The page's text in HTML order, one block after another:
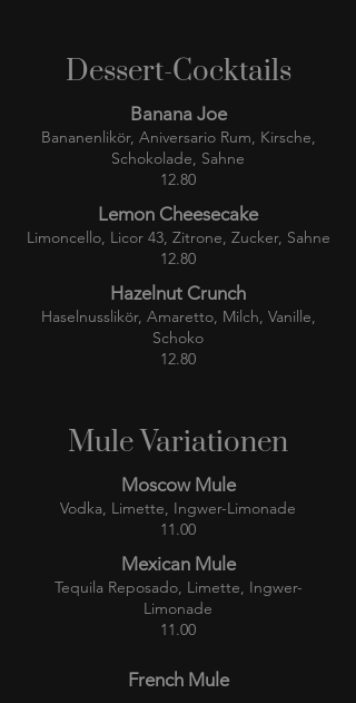
Dessert-Cocktails
Banana Joe
Bananenlikör, Aniversario Rum, Kirsche,
Schokolade, Sahne
12.80
Lemon Cheesecake
Limoncello, Licor 43, Zitrone, Zucker, Sahne
12.80
Hazelnut Crunch
Haselnusslikör, Amaretto, Milch, Vanille,
Schoko
12.80
Mule Variationen
Moscow Mule
Vodka, Limette, Ingwer-Limonade
11.00
Mexican Mule
Tequila Reposado, Limette, Ingwer-
Limonade
11.00
French Mule